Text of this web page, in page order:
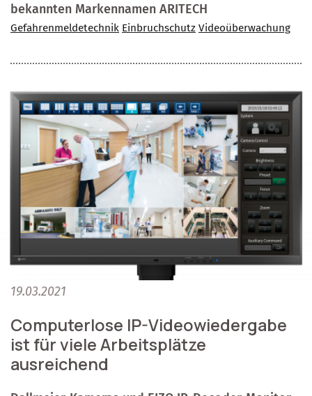
bekannten Markennamen ARITECH
Gefahrenmeldetechnik Einbruchschutz Videoüberwachung
19.03.2021
Computerlose IP-Videowiedergabe
ist für viele Arbeitsplätze
ausreichend